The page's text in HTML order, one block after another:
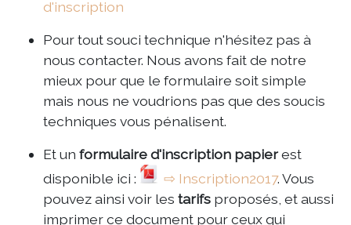
d'inscription
Pour tout souci technique n'hésitez pas à
nous contacter. Nous avons fait de notre
mieux pour que le formulaire soit simple
mais nous ne voudrions pas que des soucis
techniques vous pénalisent.
Et un formulaire d'inscription papierest
disponible ici :
⇨ Inscription2017. Vous
pouvez ainsi voir les tarifs proposés, et aussi
imprimer ce document pour ceux qui